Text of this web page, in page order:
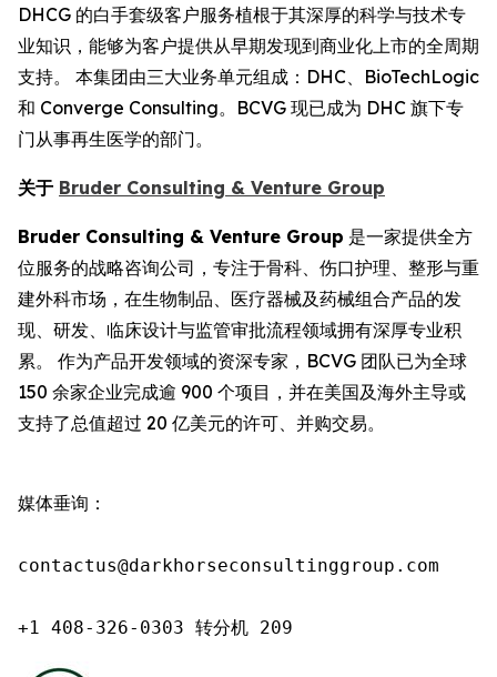
DHCG 的白手套级客户服务植根于其深厚的科学与技术专
业知识，能够为客户提供从早期发现到商业化上市的全周期
支持。 本集团由三大业务单元组成：DHC、BioTechLogic
和 Converge Consulting。BCVG 现已成为 DHC 旗下专
门从事再生医学的部门。
关于 Bruder Consulting & Venture Group
Bruder Consulting & Venture Group 是一家提供全方
位服务的战略咨询公司，专注于骨科、伤口护理、整形与重
建外科市场，在生物制品、医疗器械及药械组合产品的发
现、研发、临床设计与监管审批流程领域拥有深厚专业积
累。 作为产品开发领域的资深专家，BCVG 团队已为全球
150 余家企业完成逾 900 个项目，并在美国及海外主导或
支持了总值超过 20 亿美元的许可、并购交易。
媒体垂询：
contactus@darkhorseconsultinggroup.com
+1 408-326-0303 转分机 209